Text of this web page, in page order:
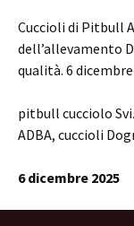
Cuccioli di Pitbull
dell’allevamento
qualità. 6 dicembre
pitbull cucciolo
ADBA, cuccioli
6 dicembre 2025